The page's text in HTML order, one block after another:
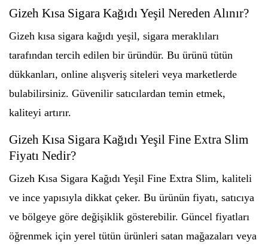
Gizeh Kısa Sigara Kağıdı Yeşil Nereden Alınır?
Gizeh kısa sigara kağıdı yeşil, sigara meraklıları
tarafından tercih edilen bir üründür. Bu ürünü tütün
dükkanları, online alışveriş siteleri veya marketlerde
bulabilirsiniz. Güvenilir satıcılardan temin etmek,
kaliteyi artırır.
Gizeh Kısa Sigara Kağıdı Yeşil Fine Extra Slim
Fiyatı Nedir?
Gizeh Kısa Sigara Kağıdı Yeşil Fine Extra Slim, kaliteli
ve ince yapısıyla dikkat çeker. Bu ürünün fiyatı, satıcıya
ve bölgeye göre değişiklik gösterebilir. Güncel fiyatları
öğrenmek için yerel tütün ürünleri satan mağazaları veya